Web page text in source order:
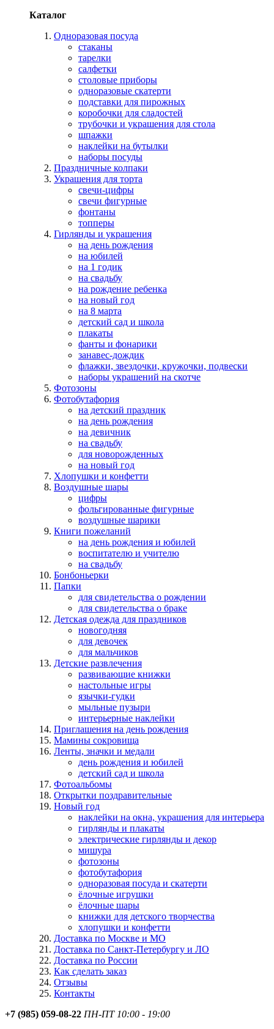
Каталог
Одноразовая посуда
стаканы
тарелки
салфетки
столовые приборы
одноразовые скатерти
подставки для пирожных
коробочки для сладостей
трубочки и украшения для стола
шпажки
наклейки на бутылки
наборы посуды
Праздничные колпаки
Украшения для торта
свечи-цифры
свечи фигурные
фонтаны
топперы
Гирлянды и украшения
на день рождения
на юбилей
на 1 годик
на свадьбу
на рождение ребенка
на новый год
на 8 марта
детский сад и школа
плакаты
фанты и фонарики
занавес-дождик
флажки, звездочки, кружочки, подвески
наборы украшений на скотче
Фотозоны
Фотобутафория
на детский праздник
на день рождения
на девичник
на свадьбу
для новорожденных
на новый год
Хлопушки и конфетти
Воздушные шары
цифры
фольгированные фигурные
воздушные шарики
Книги пожеланий
на день рождения и юбилей
воспитателю и учителю
на свадьбу
Бонбоньерки
Папки
для свидетельства о рождении
для свидетельства о браке
Детская одежда для праздников
новогодняя
для девочек
для мальчиков
Детские развлечения
развивающие книжки
настольные игры
язычки-гудки
мыльные пузыри
интерьерные наклейки
Приглашения на день рождения
Мамины сокровища
Ленты, значки и медали
день рождения и юбилей
детский сад и школа
Фотоальбомы
Открытки поздравительные
Новый год
наклейки на окна, украшения для интерьера
гирлянды и плакаты
электрические гирлянды и декор
мишура
фотозоны
фотобутафория
одноразовая посуда и скатерти
ёлочные игрушки
ёлочные шары
книжки для детского творчества
хлопушки и конфетти
Доставка по Москве и МО
Доставка по Санкт-Петербургу и ЛО
Доставка по России
Как сделать заказ
Отзывы
Контакты
+7 (985) 059-08-22 ПН-ПТ 10:00 - 19:00